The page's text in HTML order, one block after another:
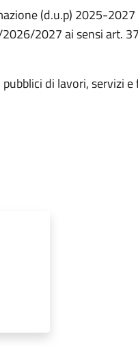
(d.u.p) 2025-
2027 ai sensi art.
di lavori, servizi